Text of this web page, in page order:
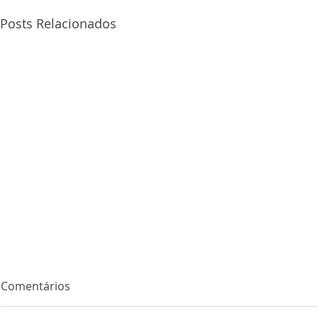
Posts Relacionados
Comentários